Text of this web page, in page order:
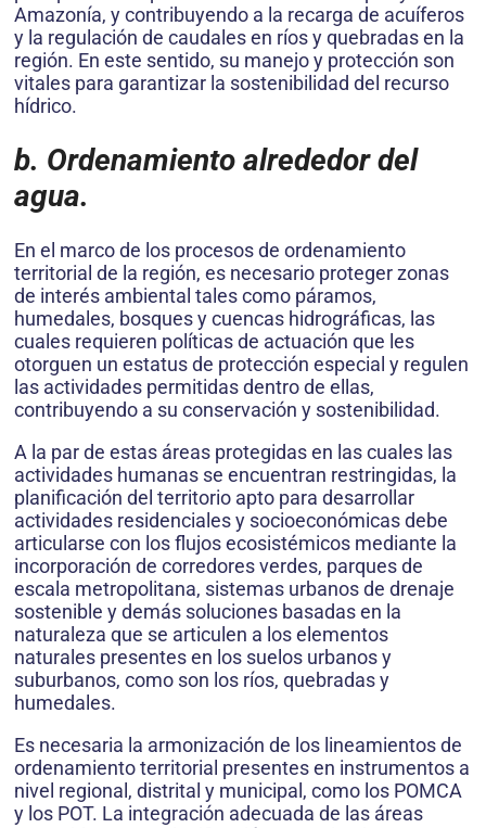
Amazonía, y contribuyendo a la recarga de acuíferos
y la regulación de caudales en ríos y quebradas en la
región. En este sentido, su manejo y protección son
vitales para garantizar la sostenibilidad del recurso
hídrico.
b. Ordenamiento alrededor del
agua.
En el marco de los procesos de ordenamiento
territorial de la región, es necesario proteger zonas
de interés ambiental tales como páramos,
humedales, bosques y cuencas hidrográficas, las
cuales requieren políticas de actuación que les
otorguen un estatus de protección especial y regulen
las actividades permitidas dentro de ellas,
contribuyendo a su conservación y sostenibilidad.
A la par de estas áreas protegidas en las cuales las
actividades humanas se encuentran restringidas, la
planificación del territorio apto para desarrollar
actividades residenciales y socioeconómicas debe
articularse con los flujos ecosistémicos mediante la
incorporación de corredores verdes, parques de
escala metropolitana, sistemas urbanos de drenaje
sostenible y demás soluciones basadas en la
naturaleza que se articulen a los elementos
naturales presentes en los suelos urbanos y
suburbanos, como son los ríos, quebradas y
humedales.
Es necesaria la armonización de los lineamientos de
ordenamiento territorial presentes en instrumentos a
nivel regional, distrital y municipal, como los POMCA
y los POT. La integración adecuada de las áreas